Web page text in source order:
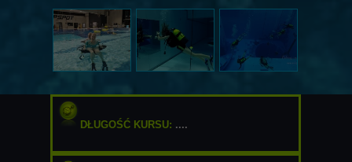
DŁUGOŚĆ KURSU: ....